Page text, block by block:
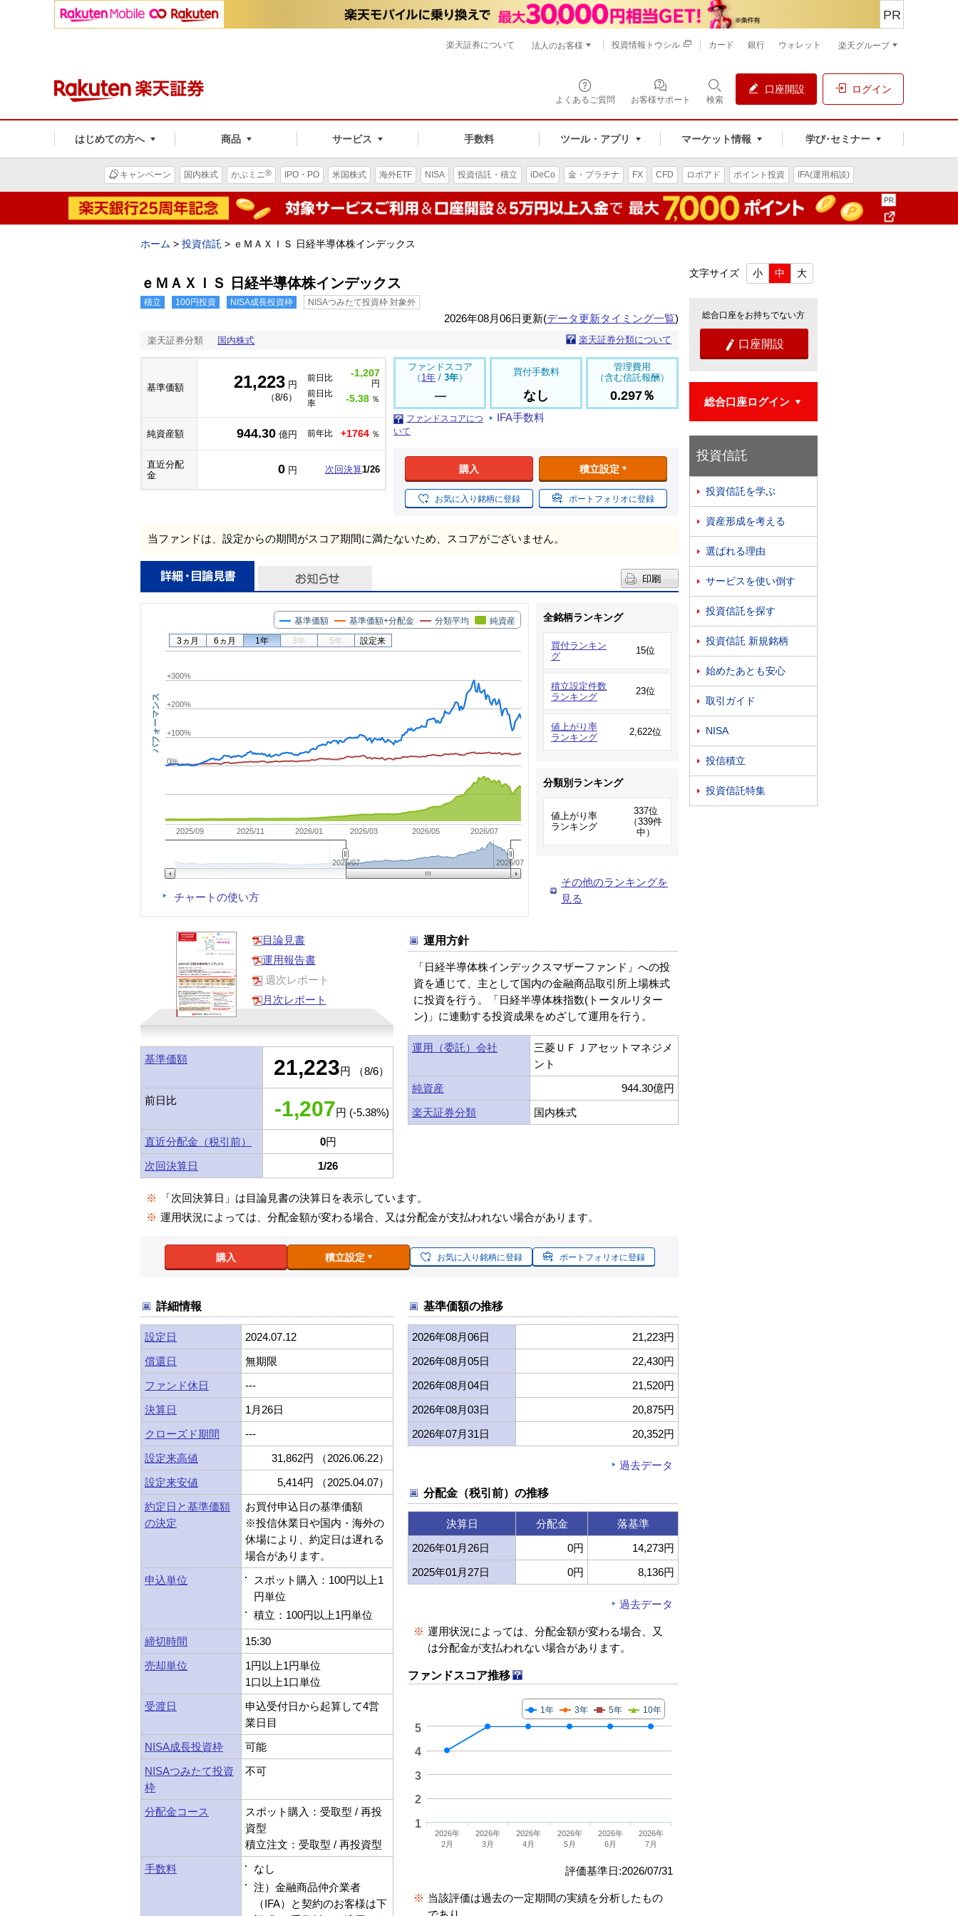
よくあるご質問 お客様サポート 検索
口座開設 ログイン
はじめての方へ 商品 サービス 手数料 ツール・アプリ マーケット情報 学び･セミナー
PR
楽天証券について 法人のお客様 投資情報トウシル カード 銀行 ウォレット 楽天グループ
キャンペーン 国内株式 かぶミニ® IPO・PO 米国株式 海外ETF NISA 投資信託・積立 iDeCo 金・プラチナ FX CFD ロボアド ポイント投資 IFA(運用相談)
ホーム > 投資信託 > ｅＭＡＸＩＳ 日経半導体株インデックス
ｅＭＡＸＩＳ 日経半導体株インデックス
積立 100円投資 NISA成長投資枠 NISAつみたて投資枠 対象外
2026年08月06日更新(データ更新タイミング一覧)
楽天証券分類 国内株式 楽天証券分類について
基準価額 21,223 円
（8/6）
前日比 -1,207
円
前日比
率
-5.38 ％
純資産額 944.30 億円 前年比 +1764 ％
直近分配
金
0 円 次回決算1/26
ファンドスコア
（ 1年 / 3年）
ファンドスコアにつ
いて
買付手数料
なし
IFA手数料
管理費用
（含む信託報酬）
0.297％
購入 積立設定
お気に入り銘柄に登録 ポートフォリオに登録
当ファンドは、設定からの期間がスコア期間に満たないため、スコアがございません。
パフォーマンス
基準価額 基準価額+分配金 分類平均 純資産
2025/09 2025/11 2026/01 2026/03 2026/05 2026/07
2025/07 2026/07
0%
+100%
+200%
+300%
3ヵ月 6ヵ月 1年 3年 5年 設定来
チャートの使い方
全銘柄ランキング
買付ランキン
グ
15位
積立設定件数
ランキング
23位
値上がり率
ランキング
2,622位
分類別ランキング
値上がり率
ランキング
337位
（339件
中）
その他のランキングを
見る
目論見書
運用報告書
週次レポート
月次レポート
基準価額 21,223円 （8/6）
前日比 -1,207円 (-5.38%)
直近分配金（税引前） 0円
次回決算日
1/26
運用方針
「日経半導体株インデックスマザーファンド」への投
資を通じて、主として国内の金融商品取引所上場株式
に投資を行う。「日経半導体株指数(トータルリター
ン)」に連動する投資成果をめざして運用を行う。
運用（委託）会社
三菱ＵＦＪアセットマネジメ
ント
純資産
944.30億円
楽天証券分類
国内株式
※
「次回決算日」は目論見書の決算日を表示しています。
※ 運用状況によっては、分配金額が変わる場合、又は分配金が支払われない場合があります。
購入 積立設定 お気に入り銘柄に登録 ポートフォリオに登録
詳細情報
設定日
2024.07.12
償還日
無期限
ファンド休日
---
決算日
1月26日
クローズド期間
---
設定来高値
31,862円 （2026.06.22）
設定来安値
5,414円 （2025.04.07）
約定日と基準価額
の決定
お買付申込日の基準価額
※投信休業日や国内・海外の
休場により、約定日は遅れる
場合があります。
申込単位
スポット購入：100円以上1
円単位
積立：100円以上1円単位
締切時間
15:30
売却単位
1円以上1円単位
1口以上1口単位
受渡日
申込受付日から起算して4営
業日目
NISA成長投資枠
可能
NISAつみたて投資
枠
不可
分配金コース
スポット購入：受取型 / 再投
資型
積立注文：受取型 / 再投資型
手数料
なし
注）金融商品仲介業者
（IFA）と契約のお客様は下
基準価額の推移
2026年08月06日
21,223円
2026年08月05日
22,430円
2026年08月04日
21,520円
2026年08月03日
20,875円
2026年07月31日
20,352円
過去データ
分配金（税引前）の推移
決算日 分配金
落基準
2026年01月26日
0円
14,273円
2025年01月27日
0円 8,136円
過去データ
※ 運用状況によっては、分配金額が変わる場合、又
は分配金が支払われない場合があります。
ファンドスコア推移
1年 3年 5年 10年
2026年
2月
2026年
3月
2026年
4月
2026年
5月
2026年
6月
2026年
7月
1
2
3
4
5
評価基準日:2026/07/31
※ 当該評価は過去の一定期間の実績を分析したもの
文字サイズ 小 中 大
総合口座をお持ちでない方
 口座開設
総合口座ログイン
投資信託
 投資信託を学ぶ
 資産形成を考える
 選ばれる理由
 サービスを使い倒す
 投資信託を探す
 投資信託 新規銘柄
 始めたあとも安心
 取引ガイド
 NISA
 投信積立
 投資信託特集